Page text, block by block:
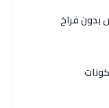
بدون فراخ